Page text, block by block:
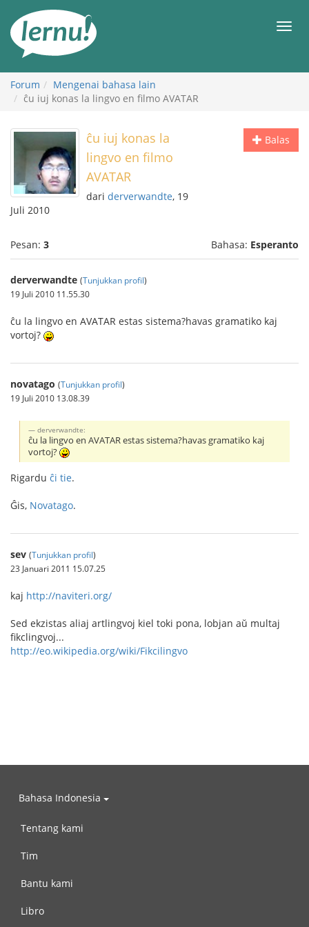
daftar
Forum
Mengenai bahasa lain
ĉu iuj konas la lingvo en filmo AVATAR
Balas
ĉu iuj konas la
lingvo en filmo
AVATAR
dari derverwandte, 19
Juli 2010
Pesan: 3 Bahasa: Esperanto
derverwandte (Tunjukkan profil)
19 Juli 2010 11.55.30
ĉu la lingvo en AVATAR estas sistema?havas gramatiko kaj
vortoj?
novatago (Tunjukkan profil)
19 Juli 2010 13.08.39
derverwandte:
ĉu la lingvo en AVATAR estas sistema?havas gramatiko kaj
vortoj?
Rigardu ĉi tie.
Ĝis, Novatago.
sev (Tunjukkan profil)
23 Januari 2011 15.07.25
kaj http://naviteri.org/
Sed ekzistas aliaj artlingvoj kiel toki pona, lobjan aŭ multaj
fikclingvoj...
http://eo.wikipedia.org/wiki/Fikcilingvo
Bahasa Indonesia
Tentang kami
Tim
Bantu kami
Libro